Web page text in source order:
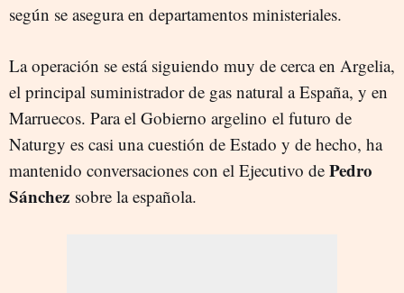
según se asegura en departamentos ministeriales.
La operación se está siguiendo muy de cerca en Argelia,
el principal suministrador de gas natural a España, y en
Marruecos. Para el Gobierno argelino el futuro de
Naturgy es casi una cuestión de Estado y de hecho, ha
mantenido conversaciones con el Ejecutivo de Pedro
Sánchez sobre la española.